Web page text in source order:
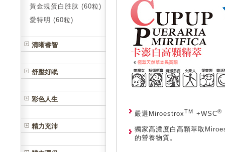
黃金蜆蛋白胜肽 (60粒)
愛特明 (60粒)
清晰睿智
舒壓好眠
彩色人生
精力充沛
嚴選MiroestroxTM +WSC®
獨家高濃度白高顆萃取
的營養物質。